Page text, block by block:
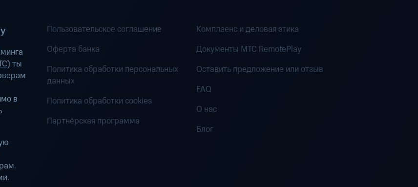
) ты
в
Пользовательское соглашение
Оферта банка
Политика обработки персональных
данных
Политика обработки cookies
Партнёрская программа
Комплаенс и деловая этика
Документы MTC RemotePlay
Оставить предложение или отзыв
FAQ
О нас
Блог